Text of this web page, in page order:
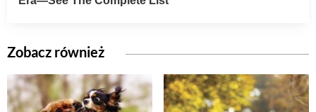
Zobacz również